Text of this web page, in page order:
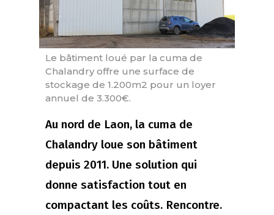
Le bâtiment loué par la cuma de
Chalandry offre une surface de
stockage de 1.200m2 pour un loyer
annuel de 3.300€.
Au nord de Laon, la cuma de
Chalandry loue son bâtiment
depuis 2011. Une solution qui
donne satisfaction tout en
compactant les coûts. Rencontre.